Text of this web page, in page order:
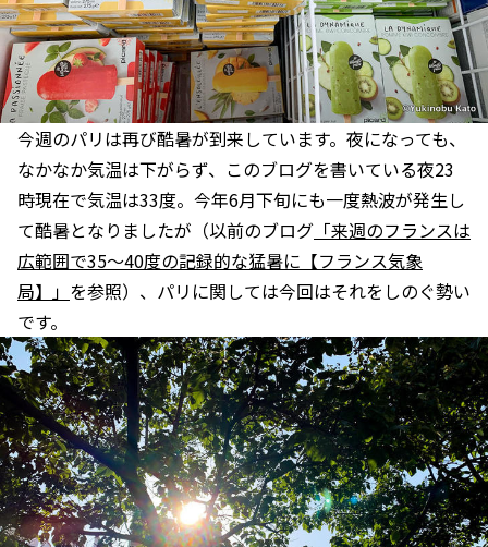
今週のパリは再び酷暑が到来しています。夜になっても、
なかなか気温は下がらず、このブログを書いている夜23
時現在で気温は33度。今年6月下旬にも一度熱波が発生し
て酷暑となりましたが（以前のブログ 「来週のフランスは
広範囲で35〜40度の記録的な猛暑に【フランス気象
局】」 を参照）、パリに関しては今回はそれをしのぐ勢い
です。